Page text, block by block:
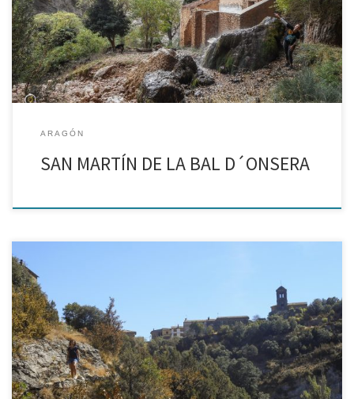
mucho que me gusta la Sierra de Guara, lo suficientemente cerca
[…]
ARAGÓN
SAN MARTÍN DE LA BAL D´ONSERA
Rodellar – Surgencia del Mascún – Puente de Pedruel – Adahuesca
– Azlor Hoy os propongo un plan perfecto para hacer en el día,
hay un poco de todo: un precioso pueblo y un puente medieval,
[…]